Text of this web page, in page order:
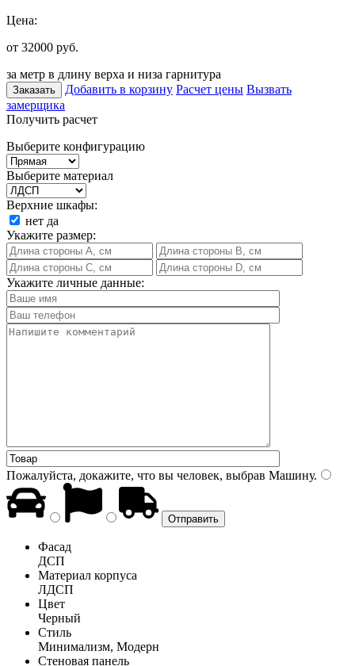
Цена:
от 32000 руб.
за метр в длину верха и низа гарнитура
Заказать Добавить в корзину Расчет цены Вызвать
замерщика
Получить расчет
Выберите конфигурацию
Выберите материал
Верхние шкафы:
нет да
Укажите размер:
Укажите личные данные:
Пожалуйста, докажите, что вы человек, выбрав Машину.
Фасад
ДСП
Материал корпуса
ЛДСП
Цвет
Черный
Стиль
Минимализм, Модерн
Стеновая панель